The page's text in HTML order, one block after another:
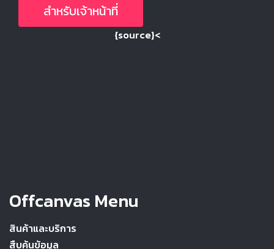
สำหรับเจ้าหน้าที่
{source}<
Offcanvas Menu
สินค้าและบริการ
สืบค้นข้อมูล